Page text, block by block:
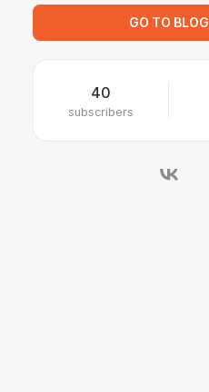
GO TO BLOG
40
subscribers